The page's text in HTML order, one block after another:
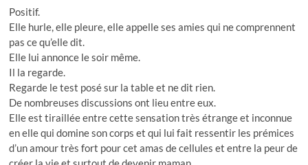
Positif.
Elle hurle, elle pleure, elle appelle ses amies qui ne comprennent
pas ce qu’elle dit.
Elle lui annonce le soir même.
Il la regarde.
Regarde le test posé sur la table et ne dit rien.
De nombreuses discussions ont lieu entre eux.
Elle est tiraillée entre cette sensation très étrange et inconnue
en elle qui domine son corps et qui lui fait ressentir les prémices
d’un amour très fort pour cet amas de cellules et entre la peur de